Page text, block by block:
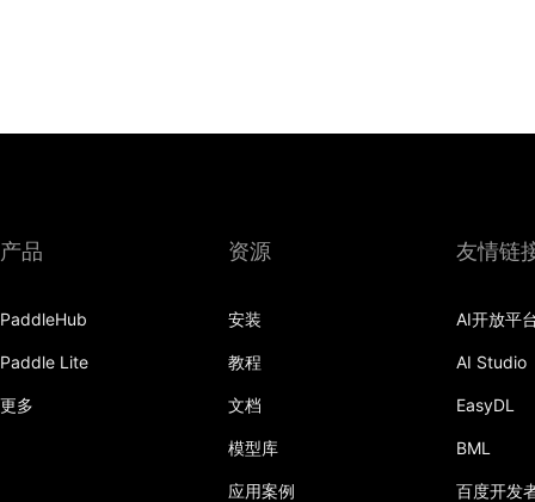
产品
PaddleHub
Paddle Lite
更多
资源
安装
教程
文档
模型库
应用案例
友情链
AI开放平
AI Studio
EasyDL
BML
百度开发